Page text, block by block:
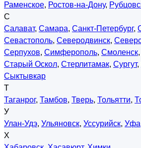
Раменское, Ростов-на-Дону,
С
Салават, Самара, Санкт-Петербург,
Севастополь, Северодвинск,
Серпухов, Симферополь, Смоленск,
Старый Оскол, Стерлитамак, Сургут,
Сыктывкар
Т
Таганрог, Тамбов, Тверь, Тольятти,
У
Улан-Удэ, Ульяновск, Уссурийск, Уфа
Х